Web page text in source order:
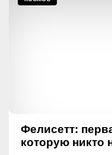
Фелисетт:
которую никто